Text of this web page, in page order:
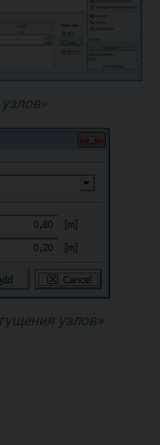
узлов»